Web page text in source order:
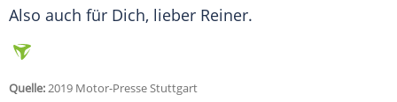
Also auch für Dich, lieber Reiner.
Quelle:2019 Motor-Presse Stuttgart